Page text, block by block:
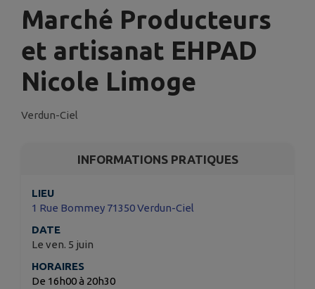
Marché Producteurs
et artisanat EHPAD
Nicole Limoge
Verdun-Ciel
INFORMATIONS PRATIQUES
LIEU
1 Rue Bommey 71350 Verdun-Ciel
DATE
Le ven. 5 juin
HORAIRES
De 16h00 à 20h30